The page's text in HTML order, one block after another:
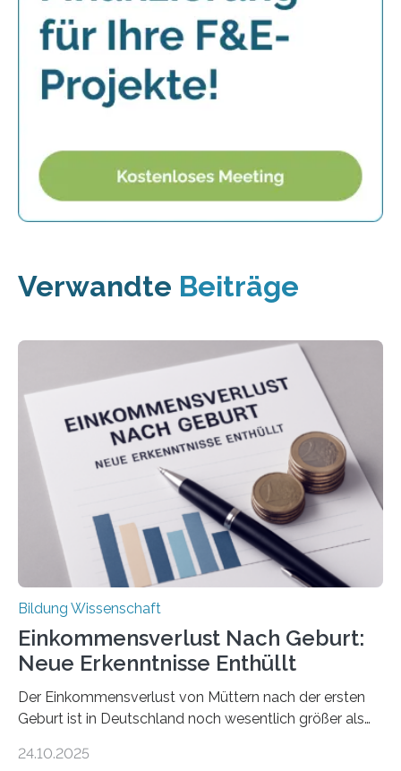
Verwandte Beiträge
Bildung Wissenschaft
Einkommensverlust Nach Geburt:
Neue Erkenntnisse Enthüllt
Der Einkommensverlust von Müttern nach der ersten
Geburt ist in Deutschland noch wesentlich größer als
nach der Geburt durchschnittlich fast 30.000 Euro
24.10.2025